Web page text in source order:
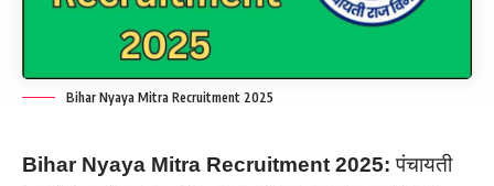
Bihar Nyaya Mitra Recruitment 2025
Bihar Nyaya Mitra Recruitment 2025: पंचायती